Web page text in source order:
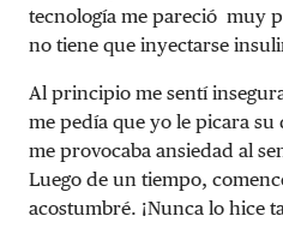
tecnología me pareció muy
no tiene que inyectarse
Al principio me sentí
me pedía que yo le picara
me provocaba ansiedad al
Luego de un tiempo,
acostumbré. ¡Nunca lo hice